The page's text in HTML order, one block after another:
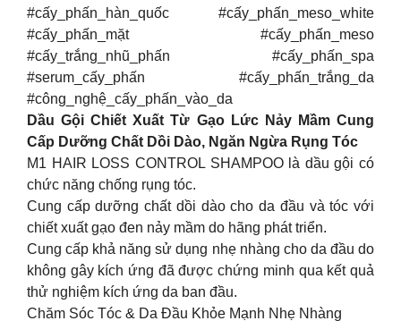
#cấy_phấn_hàn_quốc #cấy_phấn_meso_white
#cấy_phấn_mặt #cấy_phấn_meso
#cấy_trắng_nhũ_phấn #cấy_phấn_spa
#serum_cấy_phấn #cấy_phấn_trắng_da
#công_nghệ_cấy_phấn_vào_da
Dầu Gội Chiết Xuất Từ Gạo Lức Nảy Mầm Cung
Cấp Dưỡng Chất Dồi Dào, Ngăn Ngừa Rụng Tóc
M1 HAIR LOSS CONTROL SHAMPOO là dầu gội có
chức năng chống rụng tóc.
Cung cấp dưỡng chất dồi dào cho da đầu và tóc với
chiết xuất gạo đen nảy mầm do hãng phát triển.
Cung cấp khả năng sử dụng nhẹ nhàng cho da đầu do
không gây kích ứng đã được chứng minh qua kết quả
thử nghiệm kích ứng da ban đầu.
Chăm Sóc Tóc & Da Đầu Khỏe Mạnh Nhẹ Nhàng